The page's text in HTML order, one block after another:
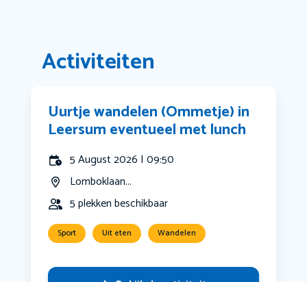
Activiteiten
Uurtje wandelen (Ommetje) in
Leersum eventueel met lunch
5 August 2026 | 09:50
Lomboklaan...
5 plekken beschikbaar
Sport Uit eten Wandelen